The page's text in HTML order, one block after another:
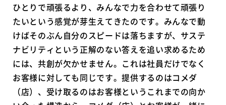
ひとりで頑張るより、みんなで力を合わせて頑張り
たいという感覚が芽生えてきたのです。みんなで動
けばそのぶん自分のスピードは落ちますが、サステ
ナビリティという正解のない答えを追い求めるため
には、共創が欠かせません。これは社員だけでなく
お客様に対しても同じです。提供するのはコメダ
（店）、受け取るのはお客様というこれまでの向か